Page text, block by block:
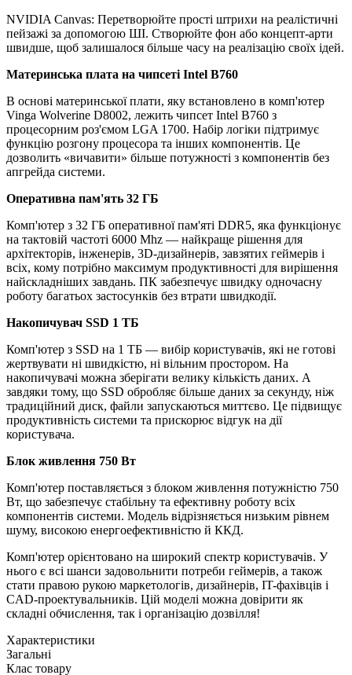
NVIDIA Canvas: Перетворюйте прості штрихи на реалістичні
пейзажі за допомогою ШІ. Створюйте фон або концепт-арти
швидше, щоб залишалося більше часу на реалізацію своїх ідей.
Материнська плата на чипсеті Intel B760
В основі материнської плати, яку встановлено в комп'ютер
Vinga Wolverine D8002, лежить чипсет Intel B760 з
процесорним роз'ємом LGA 1700. Набір логіки підтримує
функцію розгону процесора та інших компонентів. Це
дозволить «вичавити» більше потужності з компонентів без
апгрейда системи.
Оперативна пам'ять 32 ГБ
Комп'ютер з 32 ГБ оперативної пам'яті DDR5, яка функціонує
на тактовій частоті 6000 Mhz — найкраще рішення для
архітекторів, інженерів, 3D-дизайнерів, завзятих геймерів і
всіх, кому потрібно максимум продуктивності для вирішення
найскладніших завдань. ПК забезпечує швидку одночасну
роботу багатьох застосунків без втрати швидкодії.
Накопичувач SSD 1 ТБ
Комп'ютер з SSD на 1 ТБ — вибір користувачів, які не готові
жертвувати ні швидкістю, ні вільним простором. На
накопичувачі можна зберігати велику кількість даних. А
завдяки тому, що SSD обробляє більше даних за секунду, ніж
традиційний диск, файли запускаються миттєво. Це підвищує
продуктивність системи та прискорює відгук на дії
користувача.
Блок живлення 750 Вт
Комп'ютер поставляється з блоком живлення потужністю 750
Вт, що забезпечує стабільну та ефективну роботу всіх
компонентів системи. Модель відрізняється низьким рівнем
шуму, високою енергоефективністю й ККД.
Комп'ютер орієнтовано на широкий спектр користувачів. У
нього є всі шанси задовольнити потреби геймерів, а також
стати правою рукою маркетологів, дизайнерів, IT-фахівців і
CAD-проектувальників. Цій моделі можна довірити як
складні обчислення, так і організацію дозвілля!
Характеристики
Загальні
Клас товару